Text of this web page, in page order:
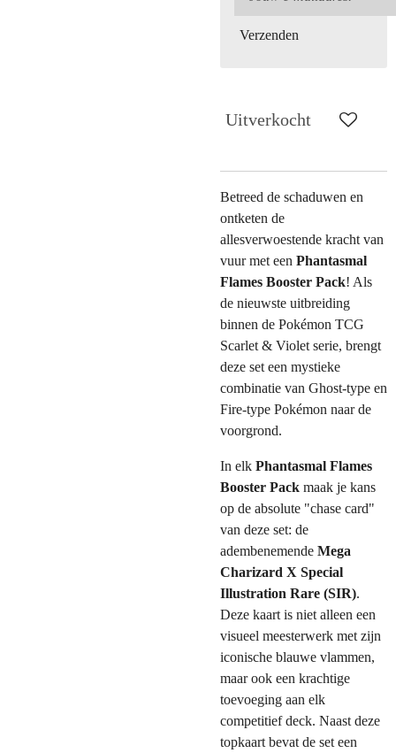
Verzenden
Uitverkocht
Betreed de schaduwen en
ontketen de
allesverwoestende kracht van
vuur met een Phantasmal
Flames Booster Pack! Als
de nieuwste uitbreiding
binnen de Pokémon TCG
Scarlet & Violet serie, brengt
deze set een mystieke
combinatie van Ghost-type en
Fire-type Pokémon naar de
voorgrond.
In elk Phantasmal Flames
Booster Pack maak je kans
op de absolute "chase card"
van deze set: de
adembenemende Mega
Charizard X Special
Illustration Rare (SIR).
Deze kaart is niet alleen een
visueel meesterwerk met zijn
iconische blauwe vlammen,
maar ook een krachtige
toevoeging aan elk
competitief deck. Naast deze
topkaart bevat de set een